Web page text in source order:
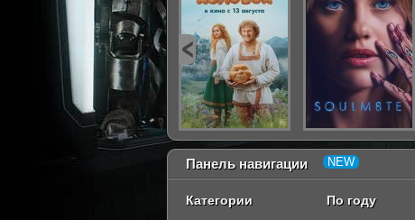
Панель навигации
Категории По году